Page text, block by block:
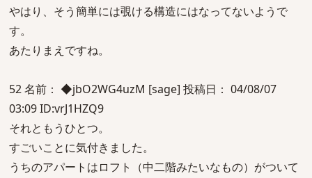
やはり、そう簡単には覗ける構造にはなってないようで
す。
あたりまえですね。
52 名前： ◆jbO2WG4uzM [sage] 投稿日： 04/08/07
03:09 ID:vrJ1HZQ9
それともうひとつ。
すごいことに気付きました。
うちのアパートはロフト（中二階みたいなもの）がついて